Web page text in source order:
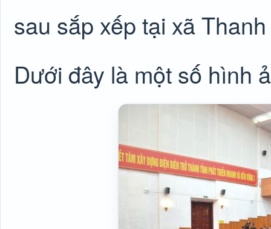
sau sắp xếp tại xã
Dưới đây là một số hình